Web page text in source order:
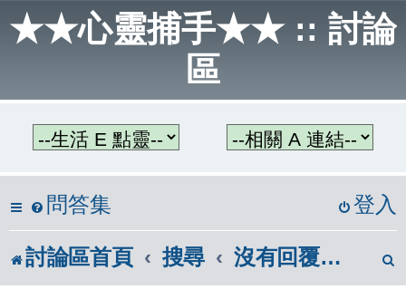
★★心靈捕手★★ :: 討論
區
問答集 登入
討論區首頁 搜尋 沒有回覆的主題